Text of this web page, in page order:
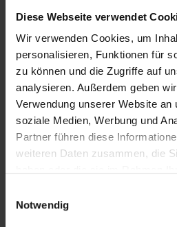
Diese Webseite verwendet
Wir verwenden Cookies, um
personalisieren, Funktionen für
zu können und die Zugriffe auf
analysieren. Außerdem geben
Verwendung unserer Website an
soziale Medien, Werbung und
Partner führen diese
weiteren Daten zusammen, die
Notwendig
BEITRAG DRUCKEN
BEITRAG TEILEN
teilen
posten
teilen
RSS FEED